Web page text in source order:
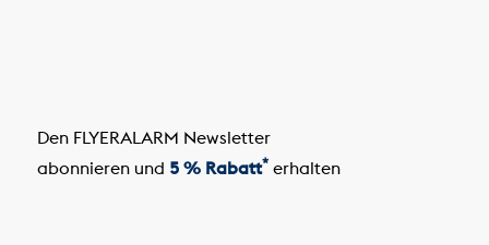
Den FLYERALARM Newsletter
abonnieren und 5 % Rabatt*erhalten